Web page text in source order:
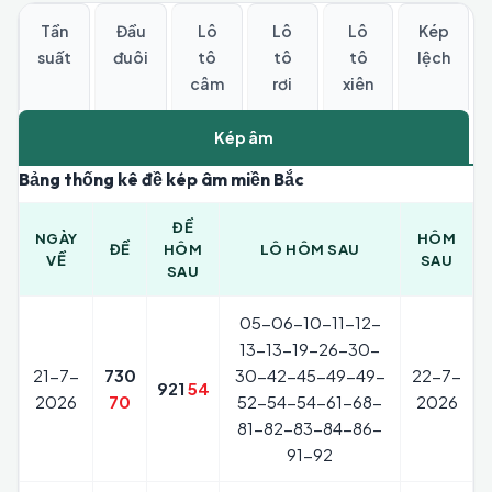
Tần
suất
Đầu
đuôi
Lô
tô
câm
Lô
tô
rơi
Lô
tô
xiên
Kép
lệch
Kép âm
Bảng thống kê đề kép âm miền Bắc
NGÀY
VỀ
ĐỀ
ĐỀ
HÔM
SAU
LÔ HÔM SAU
HÔM
SAU
21-7-
2026
730
70
921 54
05-06-10-11-12-
13-13-19-26-30-
30-42-45-49-49-
52-54-54-61-68-
81-82-83-84-86-
91-92
22-7-
2026